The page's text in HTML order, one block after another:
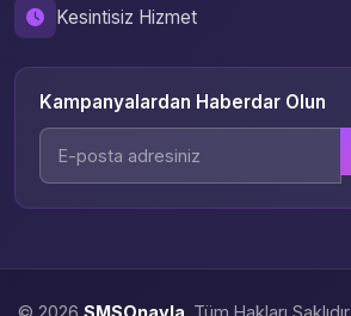
Kesintisiz Hizmet
Kampanyalardan Haberdar Olun
© 2026 SMSOnayla . Tüm Hakları Saklıdır.